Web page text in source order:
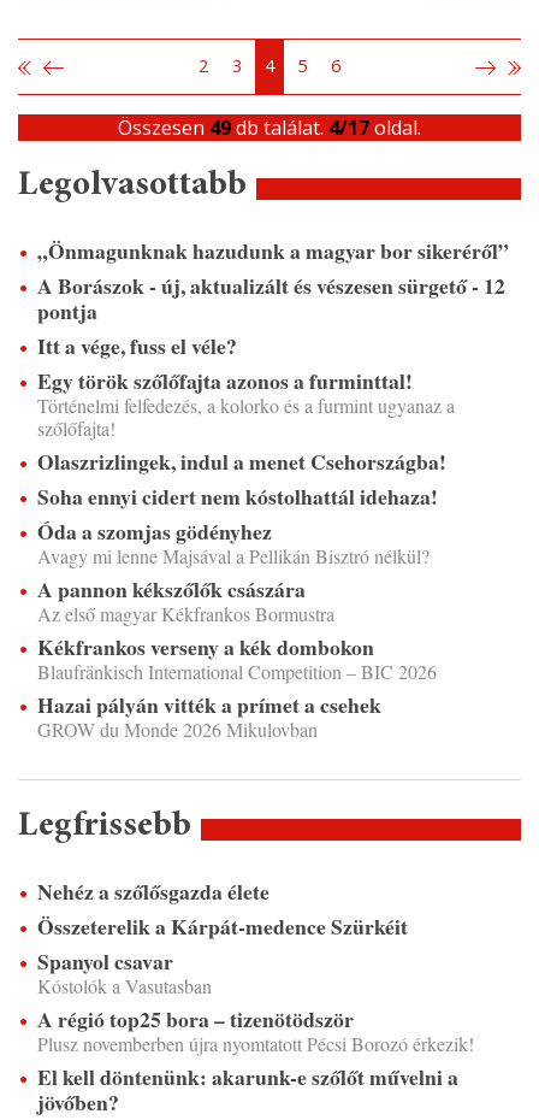
2 3 4 5 6
Összesen 49db találat. 4/17oldal.
Legolvasottabb
„Önmagunknak hazudunk a magyar bor sikeréről”
A Borászok - új, aktualizált és vészesen sürgető - 12
pontja
Itt a vége, fuss el véle?
Egy török szőlőfajta azonos a furminttal!
Történelmi felfedezés, a kolorko és a furmint ugyanaz a
szőlőfajta!
Olaszrizlingek, indul a menet Csehországba!
Soha ennyi cidert nem kóstolhattál idehaza!
Óda a szomjas gödényhez
Avagy mi lenne Majsával a Pellikán Bisztró nélkül?
A pannon kékszőlők császára
Az első magyar Kékfrankos Bormustra
Kékfrankos verseny a kék dombokon
Blaufränkisch International Competition – BIC 2026
Hazai pályán vitték a prímet a csehek
GROW du Monde 2026 Mikulovban
Legfrissebb
Nehéz a szőlősgazda élete
Összeterelik a Kárpát-medence Szürkéit
Spanyol csavar
Kóstolók a Vasutasban
A régió top25 bora – tizenötödször
Plusz novemberben újra nyomtatott Pécsi Borozó érkezik!
El kell döntenünk: akarunk-e szőlőt művelni a
jövőben?